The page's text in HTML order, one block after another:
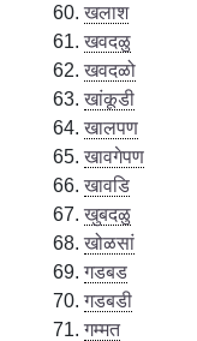
खलाश
खवदळु
खवदळो
खांकूडी
खालपण
खावगेपण
खावडि
खुबदळु
खोळसां
गडबड
गडबडी
गम्मत